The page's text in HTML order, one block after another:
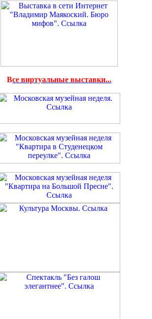
Все виртуальные выставки...